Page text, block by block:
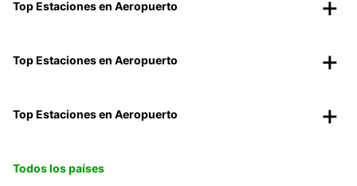
Top Estaciones en Aeropuerto
Top Estaciones en Aeropuerto
Top Estaciones en Aeropuerto
Todos los países